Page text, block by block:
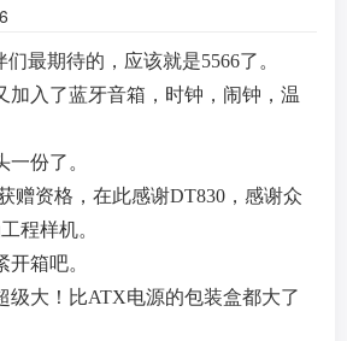
最期待的，应该就是5566了。
加入了蓝牙音箱，时钟，闹钟，温
份了。
赠资格，在此感谢DT830，感谢众
程样机。
箱吧。
级大！比ATX电源的包装盒都大了